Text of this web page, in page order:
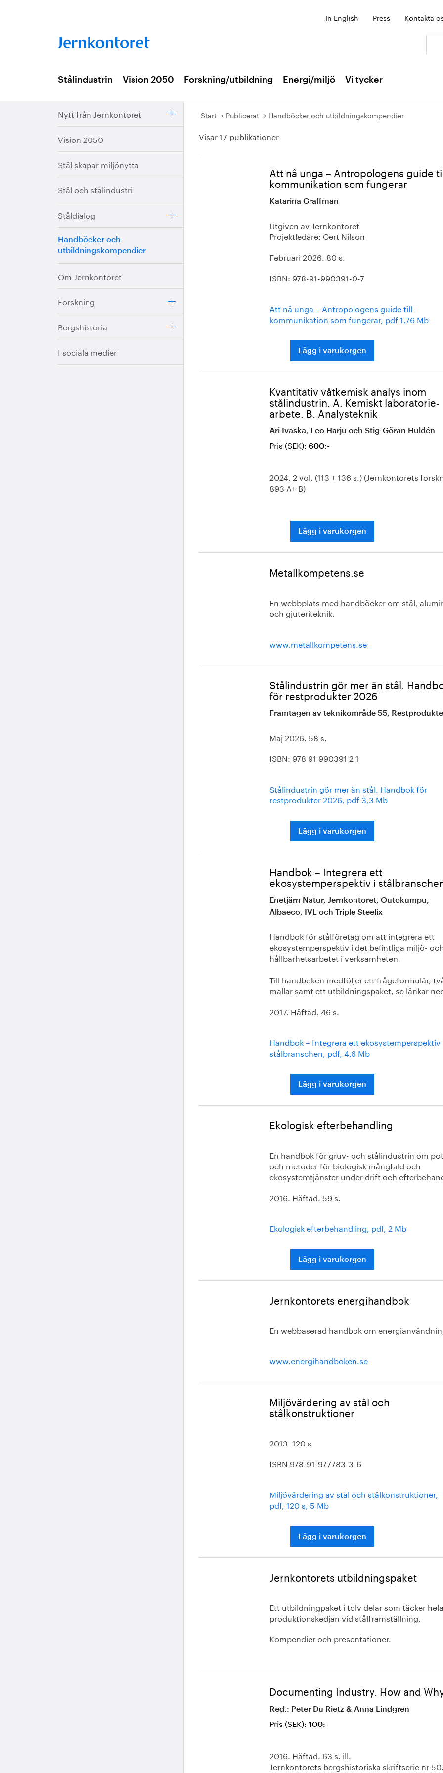
In English Press Kontakta
Stålindustrin Vision 2050 Forskning/utbildning Energi/miljö Vi tycker
Nytt från Jernkontoret
Vision 2050
Stål skapar miljönytta
Stål och stålindustri
Ståldialog
Handböcker och
utbildningskompendier
Om Jernkontoret
Forskning
Bergshistoria
I sociala medier
Start Publicerat Handböcker och utbildningskompendier
Visar 17 publikationer
Att nå unga – Antropologens guide
kommunikation som fungerar
Katarina Graffman
Utgiven av Jernkontoret
Projektledare: Gert Nilson
Februari 2026. 80 s.
ISBN: 978-91-990391-0-7
Att nå unga – Antropologens guide till
kommunikation som fungerar, pdf 1,76 Mb
Lägg i varukorgen
Kvantitativ våtkemisk analys inom
stålindustrin. A. Kemiskt laboratorie-
arbete. B. Analysteknik
Ari Ivaska, Leo Harju och Stig-Göran Huldén
Pris (SEK): 600:-
2024. 2 vol. (113 + 136 s.) (Jernkontorets
893 A+ B)
Lägg i varukorgen
Metallkompetens.se
En webbplats med handböcker om stål,
och gjuteriteknik.
www.metallkompetens.se
Stålindustrin gör mer än stål.
för restprodukter 2026
Framtagen av teknikområde 55,
Maj 2026. 58 s.
ISBN: 978 91 990391 2 1
Stålindustrin gör mer än stål. Handbok för
restprodukter 2026, pdf 3,3 Mb
Lägg i varukorgen
Handbok – Integrera ett
ekosystemperspektiv i
Enetjärn Natur, Jernkontoret, Outokumpu,
Albaeco, IVL och Triple Steelix
Handbok för stålföretag om att integrera ett
ekosystemperspektiv i det befintliga miljö- och
hållbarhetsarbetet i verksamheten.
Till handboken medföljer ett frågeformulär,
mallar samt ett utbildningspaket, se länkar
2017. Häftad. 46 s.
Handbok – Integrera ett ekosystemperspektiv
stålbranschen, pdf, 4,6 Mb
Lägg i varukorgen
Ekologisk efterbehandling
En handbok för gruv- och stålindustrin om
och metoder för biologisk mångfald och
ekosystemtjänster under drift och
2016. Häftad. 59 s.
Ekologisk efterbehandling, pdf, 2 Mb
Lägg i varukorgen
Jernkontorets energihandbok
En webbaserad handbok om
www.energihandboken.se
Miljövärdering av stål och
stålkonstruktioner
2013. 120 s
ISBN 978-91-977783-3-6
Miljövärdering av stål och stålkonstruktioner,
pdf, 120 s, 5 Mb
Lägg i varukorgen
Jernkontorets utbildningspaket
Ett utbildningpaket i tolv delar som täcker hela
produktionskedjan vid stålframställning.
Kompendier och presentationer.
Documenting Industry. How and
Red.: Peter Du Rietz & Anna Lindgren
Pris (SEK): 100:-
2016. Häftad. 63 s. ill.
Jernkontorets bergshistoriska skriftserie nr 50.